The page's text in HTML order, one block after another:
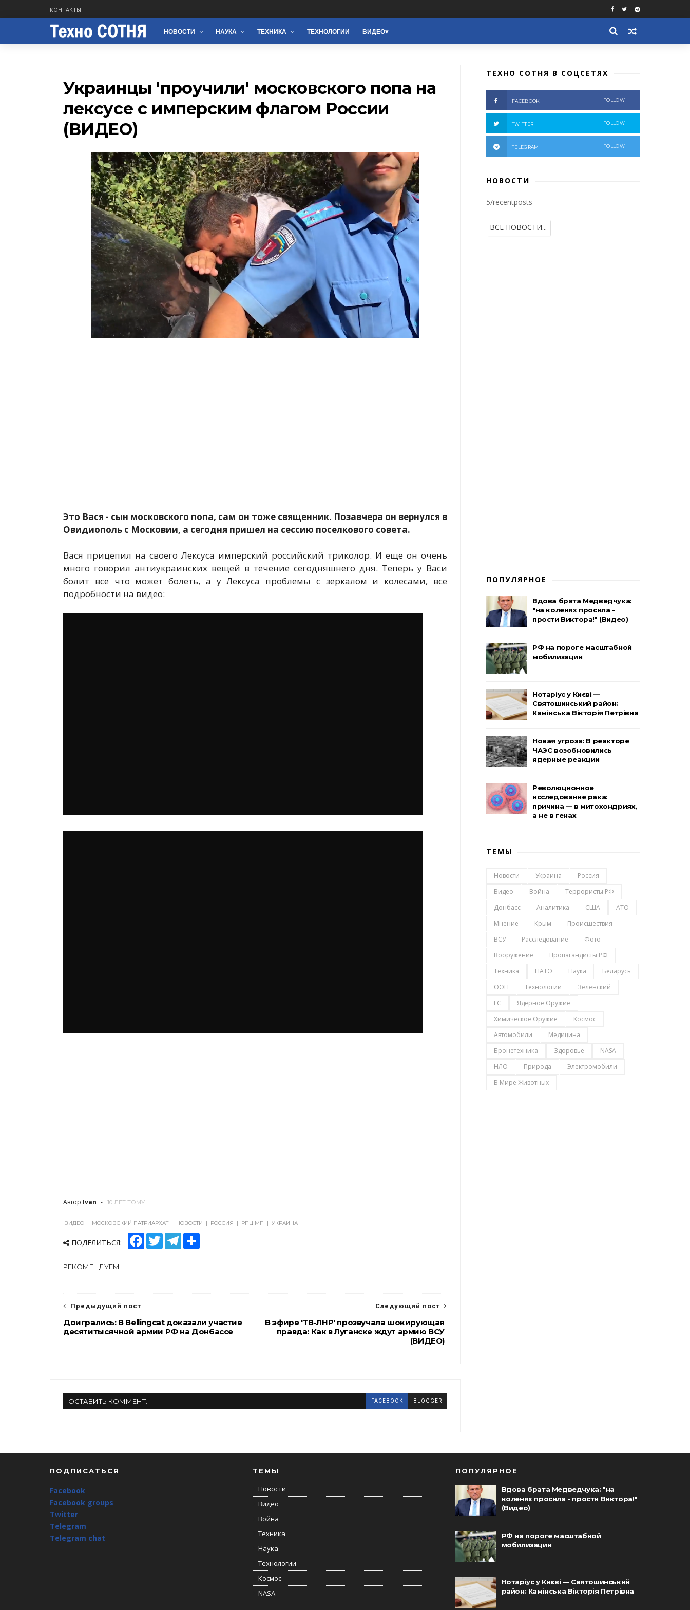
КОНТАКТЫ
НОВОСТИ НАУКА ТЕХНИКА ТЕХНОЛОГИИ ВИДЕО
Украинцы 'проучили' московского попа на
лексусе с имперским флагом России
(ВИДЕО)
Это Вася - сын московского попа, сам он тоже священник. Позавчера он вернулся в
Овидиополь с Московии, а сегодня пришел на сессию поселкового совета.
Вася прицепил на своего Лексуса имперский российский триколор. И еще он очень
много говорил антиукраинских вещей в течение сегодняшнего дня. Теперь у Васи
болит все что может болеть, а у Лексуса проблемы с зеркалом и колесами, все
подробности на видео:
Автор Ivan 10 ЛЕТ ТОМУ
ВИДЕО | МОСКОВСКИЙ ПАТРИАРХАТ | НОВОСТИ | РОССИЯ | РПЦ МП | УКРАИНА
ПОДЕЛИТЬСЯ:
F
T
w
T
РЕКОМЕНДУЕМ
Следующий пост
В эфире 'ТВ-ЛНР' прозвучала шокирующая
правда: Как в Луганске ждут армию ВСУ
(ВИДЕО)
Предыдущий пост
Доигрались: В Bellingcat доказали участие
десятитысячной армии РФ на Донбассе
ОСТАВИТЬ КОММЕНТ. FACEBOOK BLOGGER
ТЕХНО СОТНЯ В СОЦСЕТЯХ
FACEBOOK FOLLOW
TWITTER FOLLOW
TELEGRAM FOLLOW
НОВОСТИ
5/recentposts
ВСЕ НОВОСТИ...
ПОПУЛЯРНОЕ
Вдова брата Медведчука:
"на коленях просила -
прости Виктора!" (Видео)
РФ на пороге масштабной
мобилизации
Нотаріус у Києві —
Святошинський район:
Камінська Вікторія Петрівна
Новая угроза: В реакторе
ЧАЭС возобновились
ядерные реакции
Революционное
исследование рака:
причина — в митохондриях,
а не в генах
ТЕМЫ
Новости Украина
Россия
Видео
Война
Террористы РФ
Донбасс
Аналитика США
АТО
Мнение
Крым
Происшествия
ВСУ
Расследование
Фото
Вооружение
Пропагандисты РФ
Техника
НАТО Наука
Беларусь
ООН
Технологии
Зеленский
ЕС
Ядерное Оружие
Химическое Оружие
Космос
Автомобили
Медицина
Бронетехника
Здоровье
NASA
НЛО
Природа
Электромобили
В Мире Животных
ПОДПИСАТЬСЯ
Facebook
Facebook groups
Twitter
Telegram
Telegram chat
ТЕМЫ
Новости
Видео
Война
Техника
Наука
Технологии
Космос
NASA
ПОПУЛЯРНОЕ
Вдова брата Медведчука: "на
коленях просила - прости Виктора!"
(Видео)
РФ на пороге масштабной
мобилизации
Нотаріус у Києві — Святошинський
район: Камінська Вікторія Петрівна